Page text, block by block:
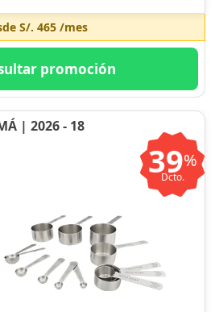
S/. 465/mes
promoción
| 2026 - 18
39%
Dcto.